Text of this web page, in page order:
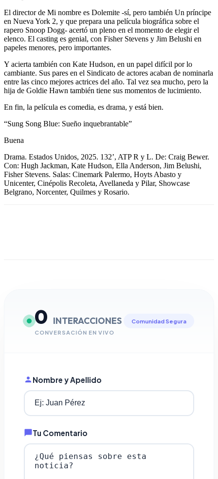
El director de Mi nombre es Dolemite -sí, pero también Un príncipe
en Nueva York 2, y que prepara una película biográfica sobre el
rapero Snoop Dogg- acertó un pleno en el momento de elegir el
elenco. El casting es genial, con Fisher Stevens y Jim Belushi en
papeles menores, pero importantes.
Y acierta también con Kate Hudson, en un papel difícil por lo
cambiante. Sus pares en el Sindicato de actores acaban de nominarla
entre las cinco mejores actrices del año. Tal vez sea mucho, pero la
hija de Goldie Hawn también tiene sus momentos de lucimiento.
En fin, la película es comedia, es drama, y está bien.
“Sung Song Blue: Sueño inquebrantable”
Buena
Drama. Estados Unidos, 2025. 132’, ATP R y L. De: Craig Bewer.
Con: Hugh Jackman, Kate Hudson, Ella Anderson, Jim Belushi,
Fisher Stevens. Salas: Cinemark Palermo, Hoyts Abasto y
Unicenter, Cinépolis Recoleta, Avellaneda y Pilar, Showcase
Belgrano, Norcenter, Quilmes y Rosario.
0 INTERACCIONES
CONVERSACIÓN EN VIVO
Comunidad Segura
Nombre y Apellido
Tu Comentario